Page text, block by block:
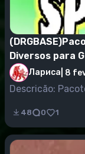
Diversos para
Лариса 8
Descrição:
48 0 1